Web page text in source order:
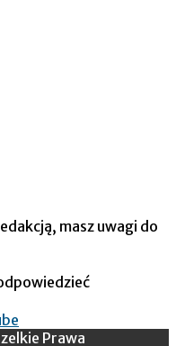
masz uwagi do
Prawa